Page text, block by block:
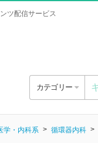
ツ配信サービス
カテゴリー
学・内科系 循環器内科